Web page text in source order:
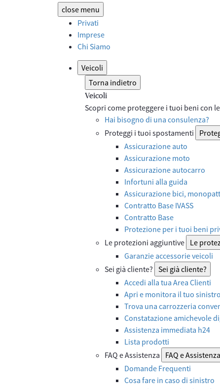
close menu
Privati
Imprese
Chi Siamo
Veicoli
Torna indietro
Veicoli
Scopri come proteggere i tuoi beni con
Hai bisogno di una consulenza?
Proteggi i tuoi spostamenti
Assicurazione auto
Assicurazione moto
Assicurazione autocarro
Infortuni alla guida
Assicurazione bici,
Contratto Base IVASS
Contratto Base
Protezione per i tuoi beni
Le protezioni aggiuntive Le
Garanzie accessorie veicoli
Sei già cliente? Sei già cliente?
Accedi alla tua Area Clienti
Apri e monitora il tuo sinistro
Trova una carrozzeria
Constatazione amichevole
Assistenza immediata h24
Lista prodotti
FAQ e Assistenza
FAQ e Assistenza
Domande Frequenti
Cosa fare in caso di sinistro